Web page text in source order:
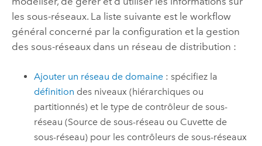
les sous-réseaux. La liste suivante est le workflow
général concerné par la configuration et la gestion
des sous-réseaux dans un réseau de distribution :
Ajouter un réseau de domaine : spécifiez la
définition des niveaux (hiérarchiques ou
partitionnés) et le type de contrôleur de sous-
réseau (Source de sous-réseau ou Cuvette de
sous-réseau) pour les contrôleurs de sous-réseaux